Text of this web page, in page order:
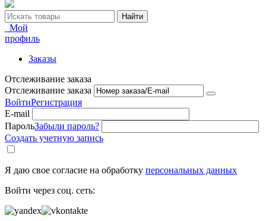
Найти
Мой
профиль
Заказы
Отслеживание заказа
Отслеживание заказа
ВойтиРегистрация
E-mail
ПарольЗабыли пароль?
Создать учетную запись
Я даю свое согласие на обработку персональных данных
Войти через соц. сеть: